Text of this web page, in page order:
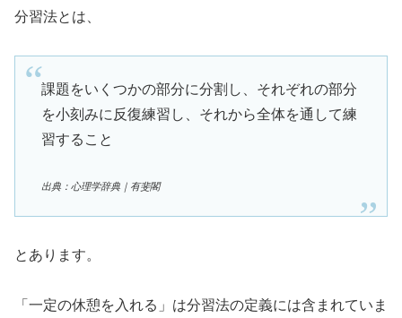
分習法とは、
課題をいくつかの部分に分割し、それぞれの部分
を小刻みに反復練習し、それから全体を通して練
習すること
出典：心理学辞典｜有斐閣
とあります。
「一定の休憩を入れる」は分習法の定義には含まれていま